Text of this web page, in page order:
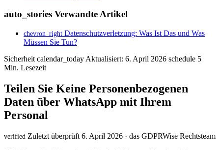
auto_stories Verwandte Artikel
chevron_right Datenschutzverletzung: Was Ist Das und Was
Müssen Sie Tun?
Sicherheit calendar_today Aktualisiert: 6. April 2026 schedule 5
Min. Lesezeit
Teilen Sie Keine Personenbezogenen
Daten über WhatsApp mit Ihrem
Personal
verified Zuletzt überprüft 6. April 2026 · das GDPRWise Rechtsteam